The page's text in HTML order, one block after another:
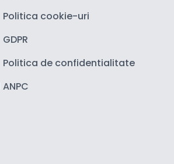
Politica cookie-uri
GDPR
Politica de confidentialitate
ANPC